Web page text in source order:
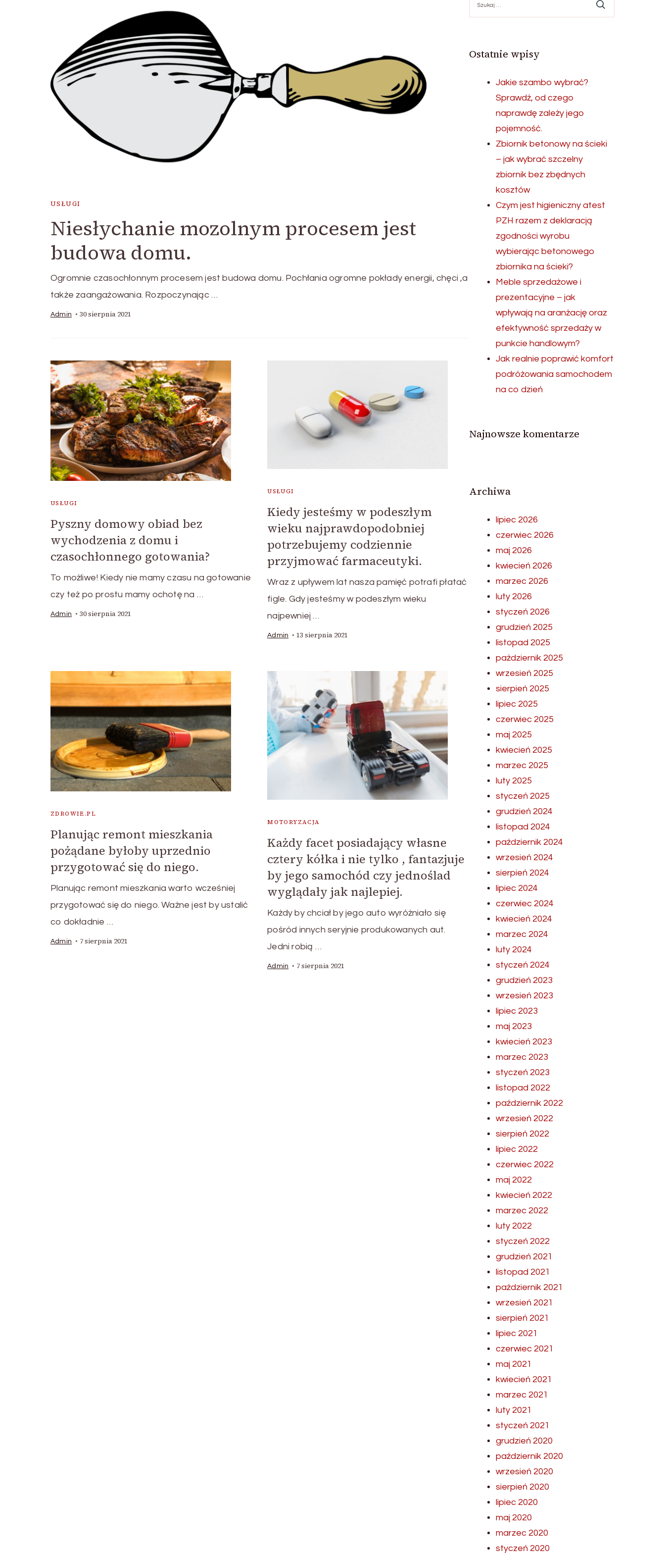
USŁUGI
Niesłychanie mozolnym procesem jest
budowa domu.
Ogromnie czasochłonnym procesem jest budowa domu. Pochłania ogromne pokłady energii, chęci ,a
także zaangażowania. Rozpoczynając …
Admin 30 sierpnia 2021
USŁUGI
Pyszny domowy obiad bez
wychodzenia z domu i
czasochłonnego gotowania?
To możliwe! Kiedy nie mamy czasu na gotowanie
czy też po prostu mamy ochotę na …
Admin 30 sierpnia 2021
USŁUGI
Kiedy jesteśmy w podeszłym
wieku najprawdopodobniej
potrzebujemy codziennie
przyjmować farmaceutyki.
Wraz z upływem lat nasza pamięć potrafi płatać
figle. Gdy jesteśmy w podeszłym wieku
najpewniej …
Admin 13 sierpnia 2021
ZDROWIE.PL
Planując remont mieszkania
pożądane byłoby uprzednio
przygotować się do niego.
Planując remont mieszkania warto wcześniej
przygotować się do niego. Ważne jest by ustalić
co dokładnie …
Admin 7 sierpnia 2021
MOTORYZACJA
Każdy facet posiadający własne
cztery kółka i nie tylko , fantazjuje
by jego samochód czy jednoślad
wyglądały jak najlepiej.
Każdy by chciał by jego auto wyróżniało się
pośród innych seryjnie produkowanych aut.
Jedni robią …
Admin 7 sierpnia 2021
Ostatnie wpisy
Jakie szambo wybrać?
Sprawdź, od czego
naprawdę zależy jego
pojemność.
Zbiornik betonowy na ścieki
– jak wybrać szczelny
zbiornik bez zbędnych
kosztów
Czym jest higieniczny atest
PZH razem z deklaracją
zgodności wyrobu
wybierając betonowego
zbiornika na ścieki?
Meble sprzedażowe i
prezentacyjne – jak
wpływają na aranżację oraz
efektywność sprzedaży w
punkcie handlowym?
Jak realnie poprawić komfort
podróżowania samochodem
na co dzień
Najnowsze komentarze
Archiwa
lipiec 2026
czerwiec 2026
maj 2026
kwiecień 2026
marzec 2026
luty 2026
styczeń 2026
grudzień 2025
listopad 2025
październik 2025
wrzesień 2025
sierpień 2025
lipiec 2025
czerwiec 2025
maj 2025
kwiecień 2025
marzec 2025
luty 2025
styczeń 2025
grudzień 2024
listopad 2024
październik 2024
wrzesień 2024
sierpień 2024
lipiec 2024
czerwiec 2024
kwiecień 2024
marzec 2024
luty 2024
styczeń 2024
grudzień 2023
wrzesień 2023
lipiec 2023
maj 2023
kwiecień 2023
marzec 2023
styczeń 2023
listopad 2022
październik 2022
wrzesień 2022
sierpień 2022
lipiec 2022
czerwiec 2022
maj 2022
kwiecień 2022
marzec 2022
luty 2022
styczeń 2022
grudzień 2021
listopad 2021
październik 2021
wrzesień 2021
sierpień 2021
lipiec 2021
czerwiec 2021
maj 2021
kwiecień 2021
marzec 2021
luty 2021
styczeń 2021
grudzień 2020
październik 2020
wrzesień 2020
sierpień 2020
lipiec 2020
maj 2020
marzec 2020
styczeń 2020